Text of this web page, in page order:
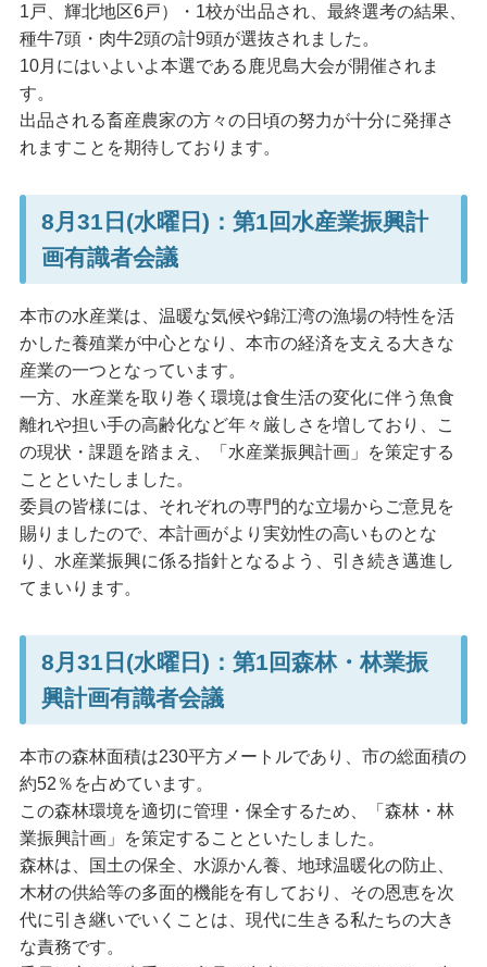
1戸、輝北地区6戸）・1校が出品され、最終選考の結果、
種牛7頭・肉牛2頭の計9頭が選抜されました。
10月にはいよいよ本選である鹿児島大会が開催されま
す。
出品される畜産農家の方々の日頃の努力が十分に発揮さ
れますことを期待しております。
8月31日(水曜日)：第1回水産業振興計
画有識者会議
本市の水産業は、温暖な気候や錦江湾の漁場の特性を活
かした養殖業が中心となり、本市の経済を支える大きな
産業の一つとなっています。
一方、水産業を取り巻く環境は食生活の変化に伴う魚食
離れや担い手の高齢化など年々厳しさを増しており、こ
の現状・課題を踏まえ、「水産業振興計画」を策定する
ことといたしました。
委員の皆様には、それぞれの専門的な立場からご意見を
賜りましたので、本計画がより実効性の高いものとな
り、水産業振興に係る指針となるよう、引き続き邁進し
てまいります。
8月31日(水曜日)：第1回森林・林業振
興計画有識者会議
本市の森林面積は230平方メートルであり、市の総面積の
約52％を占めています。
この森林環境を適切に管理・保全するため、「森林・林
業振興計画」を策定することといたしました。
森林は、国土の保全、水源かん養、地球温暖化の防止、
木材の供給等の多面的機能を有しており、その恩恵を次
代に引き継いでいくことは、現代に生きる私たちの大き
な責務です。